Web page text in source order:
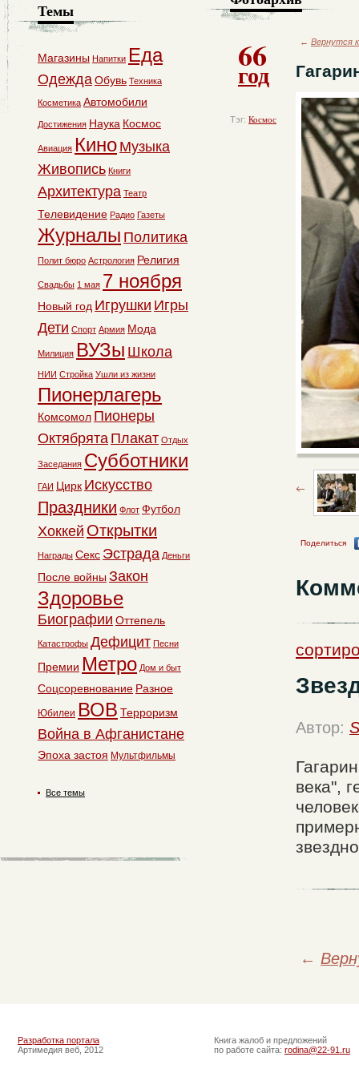
66
год
Тэг: Космос
← Вернутся
Поделиться
Автор:
века",
←
Темы
Магазины Напитки Еда
ОдеждаОбувь Техника
Косметика Автомобили
Достижения Наука Космос
Авиация Кино Музыка
Живопись Книги
Архитектура Театр
Телевидение Радио Газеты
Журналы Политика
Полит бюро Астрология Религия
Свадьбы 1 мая 7 ноября
Новый год Игрушки Игры
Дети Спорт Армия Мода
Милиция ВУЗы Школа
НИИ Стройка Ушли из жизни
Пионерлагерь
Комсомол Пионеры
Октябрята Плакат Отдых
Заседания Субботники
ГАИ Цирк Искусство
Праздники Флот Футбол
Хоккей Открытки
Награды Секс Эстрада Деньги
После войны Закон
Здоровье
Биографии Оттепель
Катастрофы Дефицит Песни
Премии Метро Дом и быт
Соцсоревнование Разное
Юбилеи ВОВ Терроризм
Война в Афганистане
Эпоха застоя Мультфильмы
Все темы
Разработка портала
Артимедия веб, 2012
Книга жалоб и предложений
по работе сайта: rodina@22-91.ru